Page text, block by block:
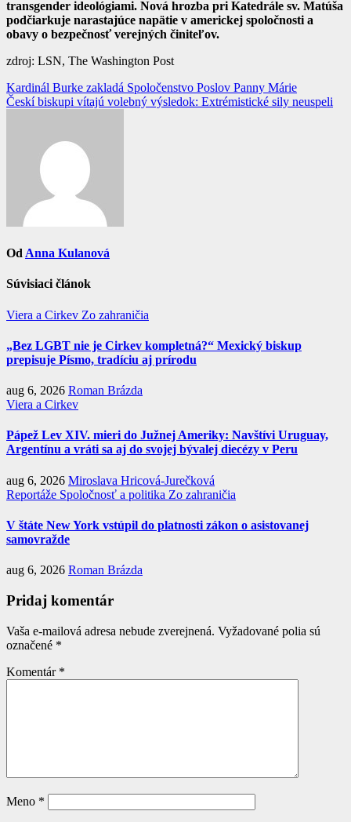
transgender ideológiami. Nová hrozba pri Katedrále sv. Matúša
podčiarkuje narastajúce napätie v americkej spoločnosti a
obavy o bezpečnosť verejných činiteľov.
zdroj: LSN, The Washington Post
Navigácia
v
Kardinál Burke zakladá Spoločenstvo Poslov Panny Márie
Českí biskupi vítajú volebný výsledok: Extrémistické sily neuspeli
Od Anna Kulanová
Súvisiaci článok
Viera a Cirkev Zo zahraničia
„Bez LGBT nie je Cirkev kompletná?“ Mexický biskup
prepisuje Písmo, tradíciu aj prírodu
aug 6, 2026 Roman Brázda
Viera a Cirkev
Pápež Lev XIV. mieri do Južnej Ameriky: Navštívi Uruguay,
Argentínu a vráti sa aj do svojej bývalej diecézy v Peru
aug 6, 2026 Miroslava Hricová-Jurečková
Reportáže Spoločnosť a politika Zo zahraničia
V štáte New York vstúpil do platnosti zákon o asistovanej
samovražde
aug 6, 2026 Roman Brázda
Pridaj komentár
Vaša e-mailová adresa nebude zverejnená. Vyžadované polia sú
označené *
Komentár *
Meno *